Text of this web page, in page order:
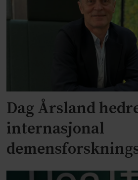
Dag Årsland
internasjonal